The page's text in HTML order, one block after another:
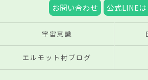
お問い合わせ 公式LINEは
宇宙意識
エルモット村ブログ